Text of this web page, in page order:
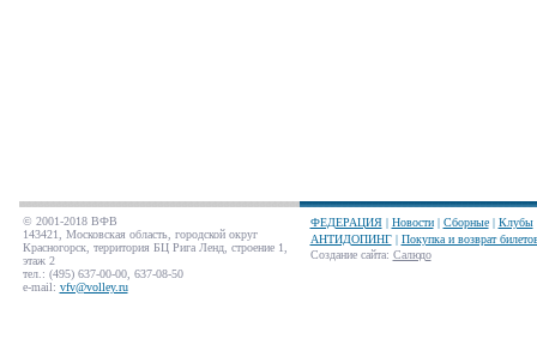
© 2001-2018 ВФВ
143421, Московская область, городской округ
Красногорск, территория БЦ Рига Ленд, строение 1,
этаж 2
тел.: (495) 637-00-00, 637-08-50
e-mail: vfv@volley.ru
ФЕДЕРАЦИЯ| Новости| Сборные| Клубы
АНТИДОПИНГ| Покупка и возврат
Создание сайта: Салюдо